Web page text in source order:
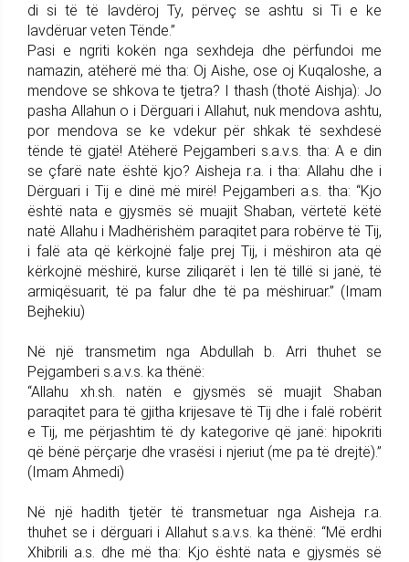
di si të të lavdëroj Ty, përveç se ashtu si Ti e ke
lavdëruar veten Tënde.”
Pasi e ngriti kokën nga sexhdeja dhe përfundoi me
namazin, atëherë më tha: Oj Aishe, ose oj Kuqaloshe, a
mendove se shkova te tjetra? I thash (thotë Aishja): Jo
pasha Allahun o i Dërguari i Allahut, nuk mendova ashtu,
por mendova se ke vdekur për shkak të sexhdesë
tënde të gjatë! Atëherë Pejgamberi s.a.v.s. tha: A e din
se çfarë nate është kjo? Aisheja r.a. i tha: Allahu dhe i
Dërguari i Tij e dinë më mirë! Pejgamberi a.s. tha: “Kjo
është nata e gjysmës së muajit Shaban, vërtetë këtë
natë Allahu i Madhërishëm paraqitet para robërve të Tij,
i falë ata që kërkojnë falje prej Tij, i mëshiron ata që
kërkojnë mëshirë, kurse ziliqarët i len të tillë si janë, të
armiqësuarit, të pa falur dhe të pa mëshiruar.” (Imam
Bejhekiu)
Në një transmetim nga Abdullah b. Arri thuhet se
Pejgamberi s.a.v.s. ka thënë:
“Allahu xh.sh. natën e gjysmës së muajit Shaban
paraqitet para të gjitha krijesave të Tij dhe i falë robërit
e Tij, me përjashtim të dy kategorive që janë: hipokriti
që bënë përçarje dhe vrasësi i njeriut (me pa të drejtë).”
(Imam Ahmedi)
Në një hadith tjetër të transmetuar nga Aisheja r.a.
thuhet se i dërguari i Allahut s.a.v.s. ka thënë: “Më erdhi
Xhibrili a.s. dhe më tha: Kjo është nata e gjysmës së